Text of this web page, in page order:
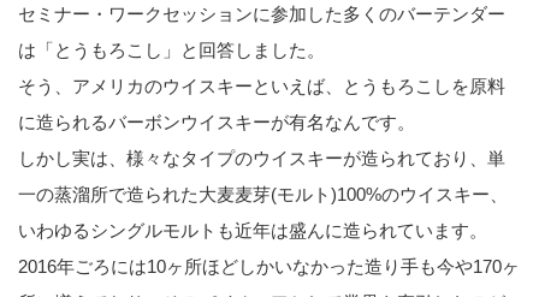
セミナー・ワークセッションに参加した多くのバーテンダー
は「とうもろこし」と回答しました。
そう、アメリカのウイスキーといえば、とうもろこしを原料
に造られるバーボンウイスキーが有名なんです。
しかし実は、様々なタイプのウイスキーが造られており、単
一の蒸溜所で造られた大麦麦芽(モルト)100%のウイスキー、
いわゆるシングルモルトも近年は盛んに造られています。
2016年ごろには10ヶ所ほどしかいなかった造り手も今や170ヶ